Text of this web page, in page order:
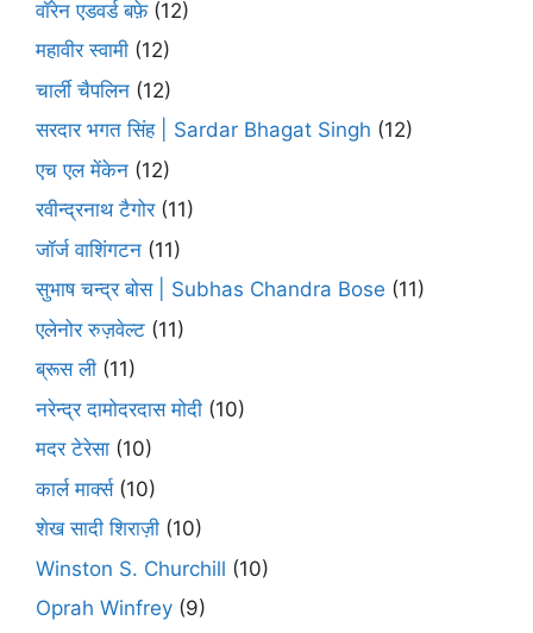
वॉरेन एडवर्ड बफ़े(12)
महावीर स्वामी (12)
चार्ली चैपलिन (12)
सरदार भगत सिंह | Sardar Bhagat Singh (12)
एच एल मेंकेन (12)
रवीन्द्रनाथ टैगोर(11)
जॉर्ज वाशिंगटन (11)
सुभाष चन्द्र बोस | Subhas Chandra Bose (11)
एलेनोर रुज़वेल्ट (11)
ब्रूस ली (11)
नरेन्द्र दामोदरदास मोदी (10)
मदर टेरेसा (10)
कार्ल मार्क्स(10)
शेख सादी शिराज़ी (10)
Winston S. Churchill (10)
Oprah Winfrey (9)